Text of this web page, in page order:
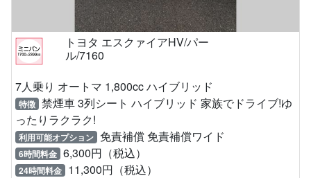
トヨタ エスクァイアHV/パー
ル/7160
7人乗り オートマ 1,800cc ハイブリッド
特徴 禁煙車 3列シート ハイブリッド 家族でドライブ!ゆ
ったりラクラク!
利用可能オプション 免責補償 免責補償ワイド
6時間料金 6,300円（税込）
24時間料金 11,300円（税込）